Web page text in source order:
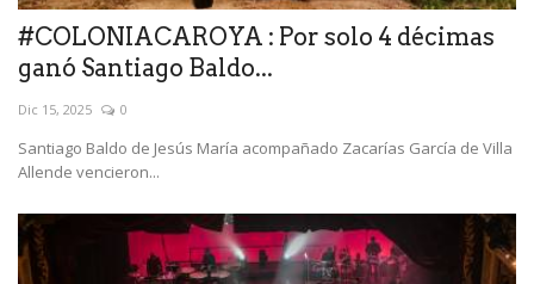
#COLONIACAROYA : Por solo 4 décimas
ganó Santiago Baldo...
Dic 15, 2025 0
Santiago Baldo de Jesús María acompañado Zacarías García de Villa
Allende vencieron...